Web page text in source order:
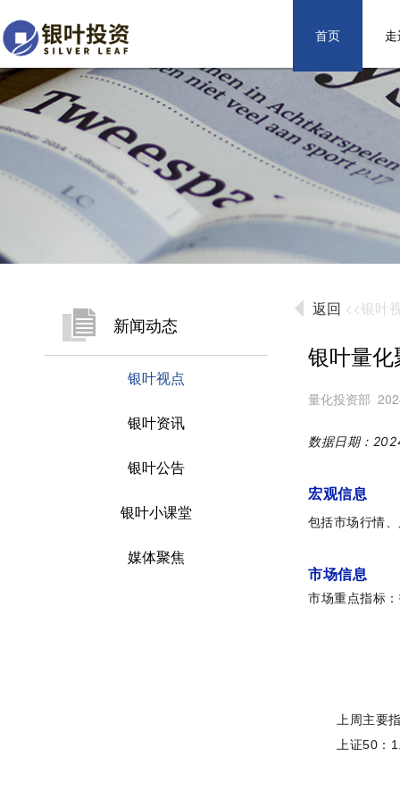
首页
新闻动态
银叶视点
银叶资讯
银叶公告
银叶小课堂
媒体聚焦
返回 <<银叶
银叶量
量化投资部
数据日期：
宏观信息
包括市场行情
市场信息
市场重点指标
上周主要
上证50